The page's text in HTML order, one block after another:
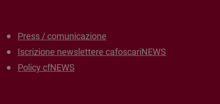
Press / comunicazione
Iscrizione newslettere cafoscariNEWS
Policy cfNEWS